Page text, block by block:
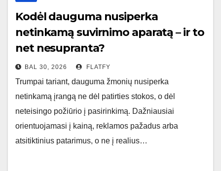
Kodėl dauguma nusiperka
netinkamą suvirnimo aparatą – ir to
net nesupranta?
BAL 30, 2026 FLATFY
Trumpai tariant, dauguma žmonių nusiperka
netinkamą įrangą ne dėl patirties stokos, o dėl
neteisingo požiūrio į pasirinkimą. Dažniausiai
orientuojamasi į kainą, reklamos pažadus arba
atsitiktinius patarimus, o ne į realius…